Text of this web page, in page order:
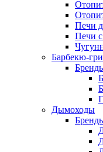
Печи
Печи
Барбекю-
Дымоходы